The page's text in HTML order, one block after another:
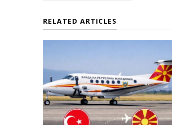
RELATED ARTICLES